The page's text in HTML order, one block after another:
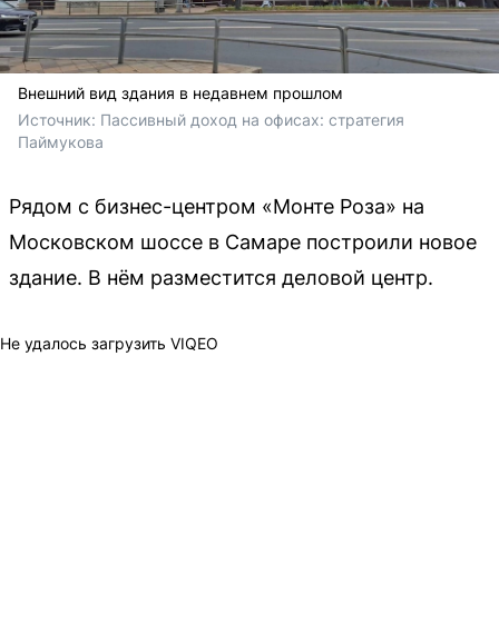
Внешний вид здания в недавнем прошлом
Источник: Пассивный доход на офисах: стратегия
Паймукова
Рядом с бизнес-центром «Монте Роза» на
Московском шоссе в Самаре построили новое
здание. В нём разместится деловой центр.
Не удалось загрузить VIQEO